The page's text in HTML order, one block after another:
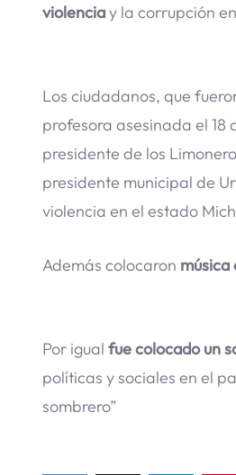
violenciay la corrupción
Los ciudadanos, que
profesora asesinada el 18
presidente de los
presidente municipal de
violencia en el estado
Además colocaron música
Por igual fue colocado un
políticas y sociales en el
sombrero”